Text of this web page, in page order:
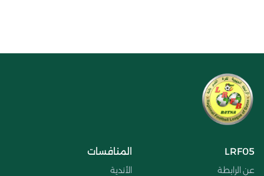
LRF05
عن الرابطة
المنافسات
الأندية